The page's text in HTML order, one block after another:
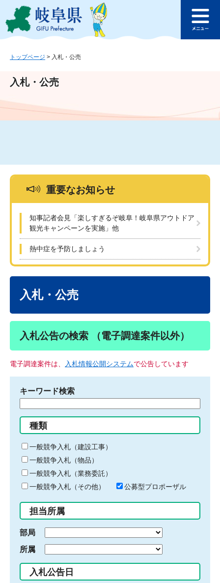
ジ
ュ
文
このページの本文へ
ュ
トップページ > 入札・公売
入札・公売
重要なお知らせ
知事記者会見「楽しすぎるぞ岐阜！岐阜県アウトドア
観光キャンペーンを実施」他
熱中症を予防しましょう
入札・公売
入札公告の検索 （電子調達案件以外）
電子調達案件は、 入札情報公開システムで公告しています
キーワード検索
る
キ
ー
ワ
ー
ド
入
力
種類
一般競争入札（建設工事）
一般競争入札（物品）
一般競争入札（業務委託）
一般競争入札（その他）
公募型プロポーザル
担当所属
部局
所属
入札公告日